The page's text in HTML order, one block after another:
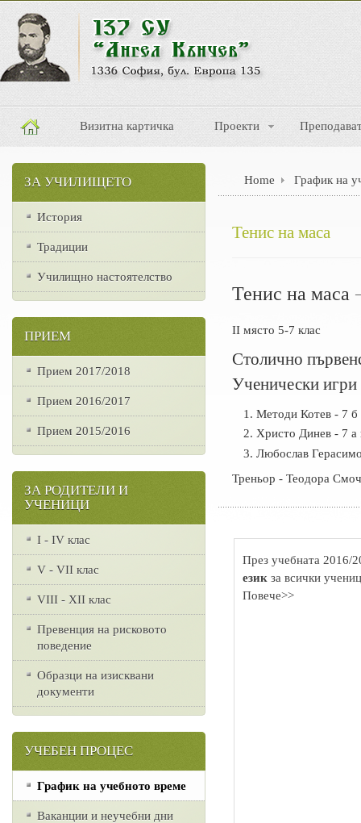
Визитна картичка Проекти
Home График на
Тенис на маса
Тенис на маса
II място 5-7 клас
Столично
Ученически
Методи Котев - 7 б
Христо Динев - 7 а
Любослав
Треньор - Теодора
През учебната 2016/
език за всички
Повече>>
ЗА УЧИЛИЩЕТО
История
Традиции
Училищно настоятелство
ПРИЕМ
Прием 2017/2018
Прием 2016/2017
Прием 2015/2016
ЗА РОДИТЕЛИ И
УЧЕНИЦИ
I - IV клас
V - VII клас
VІІІ - ХІІ клас
Превенция на рисковото
поведение
Образци на изисквани
документи
УЧЕБЕН ПРОЦЕС
График на учебното време
Ваканции и неучебни дни